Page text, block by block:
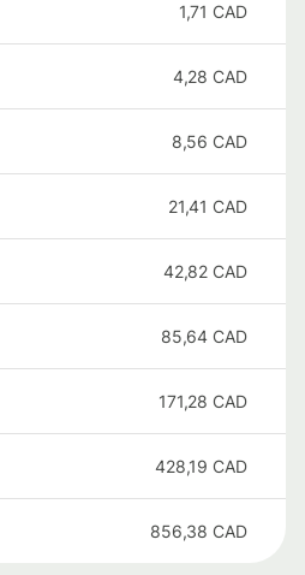
1,71 CAD
4,28 CAD
8,56 CAD
21,41 CAD
42,82 CAD
85,64 CAD
171,28 CAD
428,19 CAD
856,38 CAD